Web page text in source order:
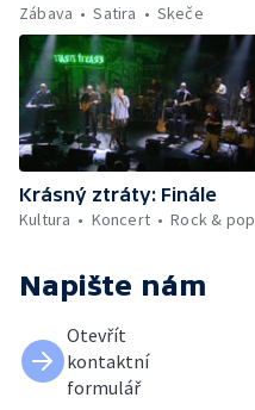
Zábava
Satira Skeče
Krásný ztráty: Finále
Kultura
Koncert Rock & pop
Napište nám
Otevřít
kontaktní
formulář